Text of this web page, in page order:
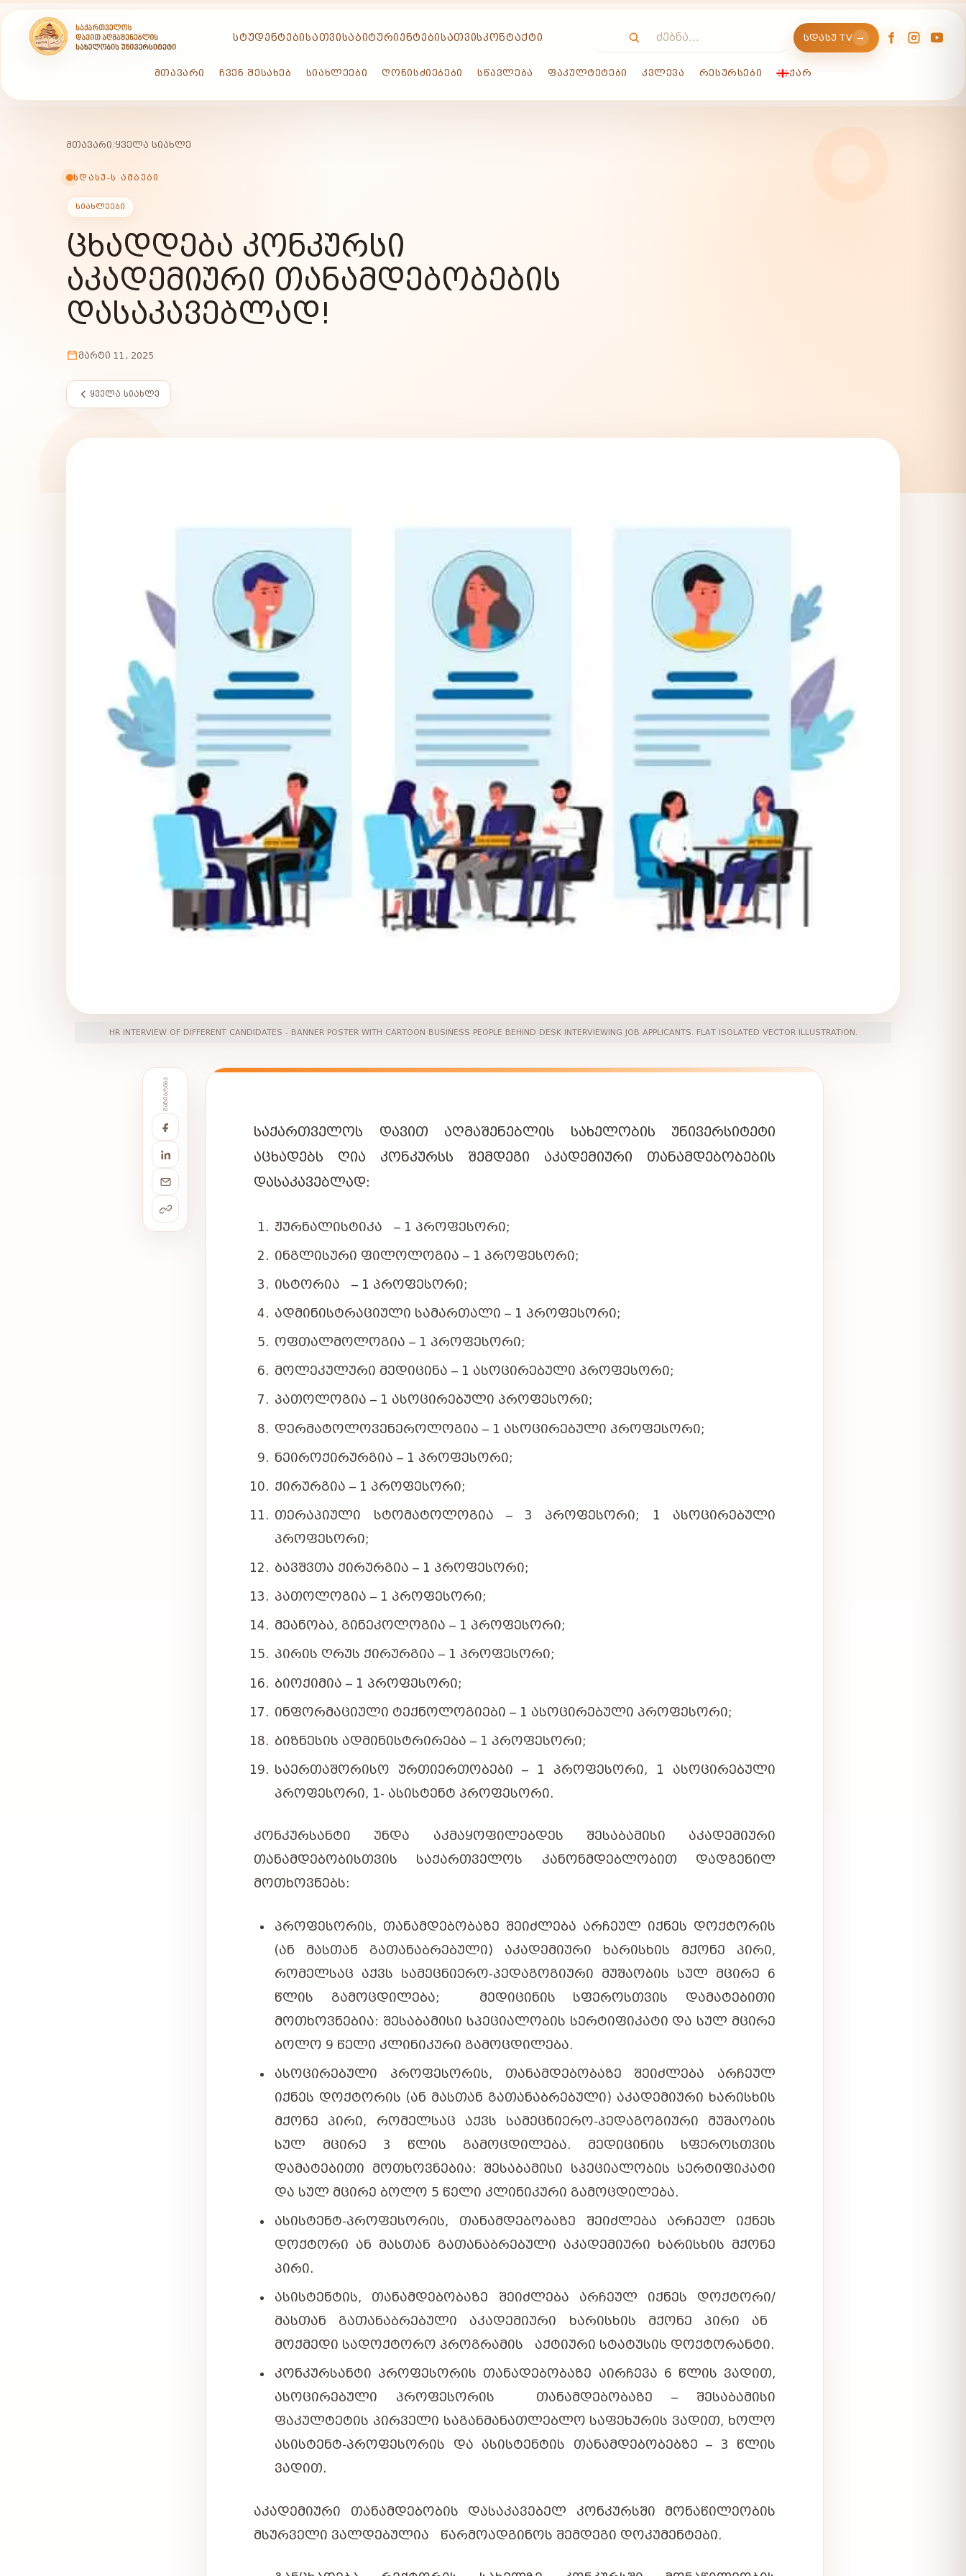
ᲡᲢᲣᲓᲔᲜᲢᲔᲑᲘᲡᲐᲗᲕᲘᲡᲐᲑᲘᲢᲣᲠᲘᲔᲜᲢᲔᲑᲘᲡᲐᲗᲕᲘᲡᲙᲝᲜᲢᲐᲥᲢᲘ ᲡᲓᲐᲡᲣ TV →
ᲛᲗᲐᲕᲐᲠᲘ ᲩᲕᲔᲜ ᲨᲔᲡᲐᲮᲔᲑ ᲡᲘᲐᲮᲚᲔᲔᲑᲘ ᲦᲝᲜᲘᲡᲫᲘᲔᲑᲔᲑᲘ ᲡᲬᲐᲕᲚᲔᲑᲐ ᲤᲐᲙᲣᲚᲢᲔᲢᲔᲑᲘ ᲙᲕᲚᲔᲕᲐ ᲠᲔᲡᲣᲠᲡᲔᲑᲘ ᲥᲐᲠ
ᲛᲗᲐᲕᲐᲠᲘ/ᲧᲕᲔᲚᲐ ᲡᲘᲐᲮᲚᲔ
ᲡᲓᲐᲡᲣ-Ს ᲐᲛᲑᲔᲑᲘ
ᲡᲘᲐᲮᲚᲔᲔᲑᲘ
ᲪᲮᲐᲓᲓᲔᲑᲐ ᲙᲝᲜᲙᲣᲠᲡᲘ
ᲐᲙᲐᲓᲔᲛᲘᲣᲠᲘ ᲗᲐᲜᲐᲛᲓᲔᲑᲝᲑᲔᲑᲘᲡ
ᲓᲐᲡᲐᲙᲐᲕᲔᲑᲚᲐᲓ!
ᲛᲐᲠᲢᲘ 11, 2025
ᲧᲕᲔᲚᲐ ᲡᲘᲐᲮᲚᲔ
HR INTERVIEW OF DIFFERENT CANDIDATES - BANNER POSTER WITH CARTOON BUSINESS PEOPLE BEHIND DESK INTERVIEWING JOB APPLICANTS. FLAT ISOLATED VECTOR ILLUSTRATION.
ᲒᲐᲖᲘᲐᲠᲔᲑᲐ
ᲡᲐᲥᲐᲠᲗᲕᲔᲚᲝᲡ ᲓᲐᲕᲘᲗ ᲐᲦᲛᲐᲨᲔᲜᲔᲑᲚᲘᲡ ᲡᲐᲮᲔᲚᲝᲑᲘᲡ
ᲣᲜᲘᲕᲔᲠᲡᲘᲢᲔᲢᲘ
ᲐᲪᲮᲐᲓᲔᲑᲡ
ᲦᲘᲐ ᲙᲝᲜᲙᲣᲠᲡᲡ ᲨᲔᲛᲓᲔᲒᲘ ᲐᲙᲐᲓᲔᲛᲘᲣᲠᲘ
ᲗᲐᲜᲐᲛᲓᲔᲑᲝᲑᲔᲑᲘᲡ
ᲓᲐᲡᲐᲙᲐᲕᲔᲑᲚᲐᲓ:
ᲟᲣᲠᲜᲐᲚᲘᲡᲢᲘᲙᲐ – 1 ᲞᲠᲝᲤᲔᲡᲝᲠᲘ;
ᲘᲜᲒᲚᲘᲡᲣᲠᲘ ᲤᲘᲚᲝᲚᲝᲒᲘᲐ – 1 ᲞᲠᲝᲤᲔᲡᲝᲠᲘ;
ᲘᲡᲢᲝᲠᲘᲐ – 1 ᲞᲠᲝᲤᲔᲡᲝᲠᲘ;
ᲐᲓᲛᲘᲜᲘᲡᲢᲠᲐᲪᲘᲣᲚᲘ ᲡᲐᲛᲐᲠᲗᲐᲚᲘ – 1 ᲞᲠᲝᲤᲔᲡᲝᲠᲘ;
ᲝᲤᲗᲐᲚᲛᲝᲚᲝᲒᲘᲐ – 1 ᲞᲠᲝᲤᲔᲡᲝᲠᲘ;
ᲛᲝᲚᲔᲙᲣᲚᲣᲠᲘ ᲛᲔᲓᲘᲪᲘᲜᲐ – 1 ᲐᲡᲝᲪᲘᲠᲔᲑᲣᲚᲘ ᲞᲠᲝᲤᲔᲡᲝᲠᲘ;
ᲞᲐᲗᲝᲚᲝᲒᲘᲐ – 1 ᲐᲡᲝᲪᲘᲠᲔᲑᲣᲚᲘ ᲞᲠᲝᲤᲔᲡᲝᲠᲘ;
ᲓᲔᲠᲛᲐᲢᲝᲚᲝᲕᲔᲜᲔᲠᲝᲚᲝᲒᲘᲐ – 1 ᲐᲡᲝᲪᲘᲠᲔᲑᲣᲚᲘ ᲞᲠᲝᲤᲔᲡᲝᲠᲘ;
ᲜᲔᲘᲠᲝᲥᲘᲠᲣᲠᲒᲘᲐ – 1 ᲞᲠᲝᲤᲔᲡᲝᲠᲘ;
ᲥᲘᲠᲣᲠᲒᲘᲐ – 1 ᲞᲠᲝᲤᲔᲡᲝᲠᲘ;
ᲗᲔᲠᲐᲞᲘᲣᲚᲘ ᲡᲢᲝᲛᲐᲢᲝᲚᲝᲒᲘᲐ – 3 ᲞᲠᲝᲤᲔᲡᲝᲠᲘ; 1 ᲐᲡᲝᲪᲘᲠᲔᲑᲣᲚᲘ
ᲞᲠᲝᲤᲔᲡᲝᲠᲘ;
ᲑᲐᲕᲨᲕᲗᲐ ᲥᲘᲠᲣᲠᲒᲘᲐ – 1 ᲞᲠᲝᲤᲔᲡᲝᲠᲘ;
ᲞᲐᲗᲝᲚᲝᲒᲘᲐ – 1 ᲞᲠᲝᲤᲔᲡᲝᲠᲘ;
ᲛᲔᲐᲜᲝᲑᲐ, ᲒᲘᲜᲔᲙᲝᲚᲝᲒᲘᲐ – 1 ᲞᲠᲝᲤᲔᲡᲝᲠᲘ;
ᲞᲘᲠᲘᲡ ᲦᲠᲣᲡ ᲥᲘᲠᲣᲠᲒᲘᲐ – 1 ᲞᲠᲝᲤᲔᲡᲝᲠᲘ;
ᲑᲘᲝᲥᲘᲛᲘᲐ – 1 ᲞᲠᲝᲤᲔᲡᲝᲠᲘ;
ᲘᲜᲤᲝᲠᲛᲐᲪᲘᲣᲚᲘ ᲢᲔᲥᲜᲝᲚᲝᲒᲘᲔᲑᲘ – 1 ᲐᲡᲝᲪᲘᲠᲔᲑᲣᲚᲘ ᲞᲠᲝᲤᲔᲡᲝᲠᲘ;
ᲑᲘᲖᲜᲔᲡᲘᲡ ᲐᲓᲛᲘᲜᲘᲡᲢᲠᲘᲠᲔᲑᲐ – 1 ᲞᲠᲝᲤᲔᲡᲝᲠᲘ;
ᲡᲐᲔᲠᲗᲐᲨᲝᲠᲘᲡᲝ ᲣᲠᲗᲘᲔᲠᲗᲝᲑᲔᲑᲘ – 1 ᲞᲠᲝᲤᲔᲡᲝᲠᲘ, 1 ᲐᲡᲝᲪᲘᲠᲔᲑᲣᲚᲘ
ᲞᲠᲝᲤᲔᲡᲝᲠᲘ, 1- ᲐᲡᲘᲡᲢᲔᲜᲢ ᲞᲠᲝᲤᲔᲡᲝᲠᲘ.
ᲙᲝᲜᲙᲣᲠᲡᲐᲜᲢᲘ ᲣᲜᲓᲐ ᲐᲙᲛᲐᲧᲝᲤᲘᲚᲔᲑᲓᲔᲡ ᲨᲔᲡᲐᲑᲐᲛᲘᲡᲘ
ᲐᲙᲐᲓᲔᲛᲘᲣᲠᲘ
ᲗᲐᲜᲐᲛᲓᲔᲑᲝᲑᲘᲡᲗᲕᲘᲡ
ᲡᲐᲥᲐᲠᲗᲕᲔᲚᲝᲡ ᲙᲐᲜᲝᲜᲛᲓᲔᲑᲚᲝᲑᲘᲗ
ᲓᲐᲓᲒᲔᲜᲘᲚ
ᲛᲝᲗᲮᲝᲕᲜᲔᲑᲡ:
ᲞᲠᲝᲤᲔᲡᲝᲠᲘᲡ, ᲗᲐᲜᲐᲛᲓᲔᲑᲝᲑᲐᲖᲔ ᲨᲔᲘᲫᲚᲔᲑᲐ ᲐᲠᲩᲔᲣᲚ ᲘᲥᲜᲔᲡ ᲓᲝᲥᲢᲝᲠᲘᲡ
(ᲐᲜ ᲛᲐᲡᲗᲐᲜ ᲒᲐᲗᲐᲜᲐᲑᲠᲔᲑᲣᲚᲘ) ᲐᲙᲐᲓᲔᲛᲘᲣᲠᲘ ᲮᲐᲠᲘᲡᲮᲘᲡ ᲛᲥᲝᲜᲔ ᲞᲘᲠᲘ,
ᲠᲝᲛᲔᲚᲡᲐᲪ ᲐᲥᲕᲡ ᲡᲐᲛᲔᲪᲜᲘᲔᲠᲝ-ᲞᲔᲓᲐᲒᲝᲒᲘᲣᲠᲘ ᲛᲣᲨᲐᲝᲑᲘᲡ ᲡᲣᲚ ᲛᲪᲘᲠᲔ 6
ᲬᲚᲘᲡ ᲒᲐᲛᲝᲪᲓᲘᲚᲔᲑᲐ; ᲛᲔᲓᲘᲪᲘᲜᲘᲡ ᲡᲤᲔᲠᲝᲡᲗᲕᲘᲡ ᲓᲐᲛᲐᲢᲔᲑᲘᲗᲘ
ᲛᲝᲗᲮᲝᲕᲜᲔᲑᲘᲐ: ᲨᲔᲡᲐᲑᲐᲛᲘᲡᲘ ᲡᲞᲔᲪᲘᲐᲚᲝᲑᲘᲡ ᲡᲔᲠᲢᲘᲤᲘᲙᲐᲢᲘ ᲓᲐ ᲡᲣᲚ ᲛᲪᲘᲠᲔ
ᲑᲝᲚᲝ 9 ᲬᲔᲚᲘ ᲙᲚᲘᲜᲘᲙᲣᲠᲘ ᲒᲐᲛᲝᲪᲓᲘᲚᲔᲑᲐ.
ᲐᲡᲝᲪᲘᲠᲔᲑᲣᲚᲘ ᲞᲠᲝᲤᲔᲡᲝᲠᲘᲡ, ᲗᲐᲜᲐᲛᲓᲔᲑᲝᲑᲐᲖᲔ ᲨᲔᲘᲫᲚᲔᲑᲐ ᲐᲠᲩᲔᲣᲚ
ᲘᲥᲜᲔᲡ ᲓᲝᲥᲢᲝᲠᲘᲡ (ᲐᲜ ᲛᲐᲡᲗᲐᲜ ᲒᲐᲗᲐᲜᲐᲑᲠᲔᲑᲣᲚᲘ) ᲐᲙᲐᲓᲔᲛᲘᲣᲠᲘ ᲮᲐᲠᲘᲡᲮᲘᲡ
ᲛᲥᲝᲜᲔ ᲞᲘᲠᲘ, ᲠᲝᲛᲔᲚᲡᲐᲪ ᲐᲥᲕᲡ ᲡᲐᲛᲔᲪᲜᲘᲔᲠᲝ-ᲞᲔᲓᲐᲒᲝᲒᲘᲣᲠᲘ ᲛᲣᲨᲐᲝᲑᲘᲡ
ᲡᲣᲚ ᲛᲪᲘᲠᲔ 3 ᲬᲚᲘᲡ ᲒᲐᲛᲝᲪᲓᲘᲚᲔᲑᲐ. ᲛᲔᲓᲘᲪᲘᲜᲘᲡ ᲡᲤᲔᲠᲝᲡᲗᲕᲘᲡ
ᲓᲐᲛᲐᲢᲔᲑᲘᲗᲘ ᲛᲝᲗᲮᲝᲕᲜᲔᲑᲘᲐ: ᲨᲔᲡᲐᲑᲐᲛᲘᲡᲘ ᲡᲞᲔᲪᲘᲐᲚᲝᲑᲘᲡ ᲡᲔᲠᲢᲘᲤᲘᲙᲐᲢᲘ
ᲓᲐ ᲡᲣᲚ ᲛᲪᲘᲠᲔ ᲑᲝᲚᲝ 5 ᲬᲔᲚᲘ ᲙᲚᲘᲜᲘᲙᲣᲠᲘ ᲒᲐᲛᲝᲪᲓᲘᲚᲔᲑᲐ.
ᲐᲡᲘᲡᲢᲔᲜᲢ-ᲞᲠᲝᲤᲔᲡᲝᲠᲘᲡ, ᲗᲐᲜᲐᲛᲓᲔᲑᲝᲑᲐᲖᲔ ᲨᲔᲘᲫᲚᲔᲑᲐ ᲐᲠᲩᲔᲣᲚ ᲘᲥᲜᲔᲡ
ᲓᲝᲥᲢᲝᲠᲘ ᲐᲜ ᲛᲐᲡᲗᲐᲜ ᲒᲐᲗᲐᲜᲐᲑᲠᲔᲑᲣᲚᲘ ᲐᲙᲐᲓᲔᲛᲘᲣᲠᲘ ᲮᲐᲠᲘᲡᲮᲘᲡ ᲛᲥᲝᲜᲔ
ᲞᲘᲠᲘ.
ᲐᲡᲘᲡᲢᲔᲜᲢᲘᲡ, ᲗᲐᲜᲐᲛᲓᲔᲑᲝᲑᲐᲖᲔ ᲨᲔᲘᲫᲚᲔᲑᲐ ᲐᲠᲩᲔᲣᲚ ᲘᲥᲜᲔᲡ ᲓᲝᲥᲢᲝᲠᲘ/
ᲛᲐᲡᲗᲐᲜ ᲒᲐᲗᲐᲜᲐᲑᲠᲔᲑᲣᲚᲘ ᲐᲙᲐᲓᲔᲛᲘᲣᲠᲘ ᲮᲐᲠᲘᲡᲮᲘᲡ ᲛᲥᲝᲜᲔ ᲞᲘᲠᲘ ᲐᲜ
ᲛᲝᲥᲛᲔᲓᲘ ᲡᲐᲓᲝᲥᲢᲝᲠᲝ ᲞᲠᲝᲒᲠᲐᲛᲘᲡ ᲐᲥᲢᲘᲣᲠᲘ ᲡᲢᲐᲢᲣᲡᲘᲡ ᲓᲝᲥᲢᲝᲠᲐᲜᲢᲘ.
ᲙᲝᲜᲙᲣᲠᲡᲐᲜᲢᲘ ᲞᲠᲝᲤᲔᲡᲝᲠᲘᲡ ᲗᲐᲜᲐᲓᲔᲑᲝᲑᲐᲖᲔ ᲐᲘᲠᲩᲔᲕᲐ 6 ᲬᲚᲘᲡ ᲕᲐᲓᲘᲗ,
ᲐᲡᲝᲪᲘᲠᲔᲑᲣᲚᲘ ᲞᲠᲝᲤᲔᲡᲝᲠᲘᲡ ᲗᲐᲜᲐᲛᲓᲔᲑᲝᲑᲐᲖᲔ – ᲨᲔᲡᲐᲑᲐᲛᲘᲡᲘ
ᲤᲐᲙᲣᲚᲢᲔᲢᲘᲡ ᲞᲘᲠᲕᲔᲚᲘ ᲡᲐᲒᲐᲜᲛᲐᲜᲐᲗᲚᲔᲑᲚᲝ ᲡᲐᲤᲔᲮᲣᲠᲘᲡ ᲕᲐᲓᲘᲗ, ᲮᲝᲚᲝ
ᲐᲡᲘᲡᲢᲔᲜᲢ-ᲞᲠᲝᲤᲔᲡᲝᲠᲘᲡ ᲓᲐ ᲐᲡᲘᲡᲢᲔᲜᲢᲘᲡ ᲗᲐᲜᲐᲛᲓᲔᲑᲝᲑᲔᲑᲖᲔ – 3 ᲬᲚᲘᲡ
ᲕᲐᲓᲘᲗ.
ᲐᲙᲐᲓᲔᲛᲘᲣᲠᲘ ᲗᲐᲜᲐᲛᲓᲔᲑᲝᲑᲘᲡ ᲓᲐᲡᲐᲙᲐᲕᲔᲑᲔᲚ ᲙᲝᲜᲙᲣᲠᲡᲨᲘ
ᲛᲝᲜᲐᲬᲘᲚᲔᲝᲑᲘᲡ
ᲛᲡᲣᲠᲕᲔᲚᲘ ᲕᲐᲚᲓᲔᲑᲣᲚᲘᲐ ᲬᲐᲠᲛᲝᲐᲓᲒᲘᲜᲝᲡ ᲨᲔᲛᲓᲔᲒᲘ ᲓᲝᲙᲣᲛᲔᲜᲢᲔᲑᲘ.